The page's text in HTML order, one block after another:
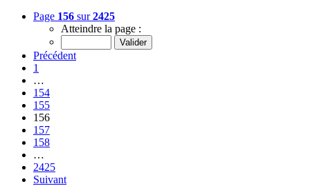
Page 156 sur2425
Atteindre la page :
Précédent
1
…
154
155
156
157
158
…
2425
Suivant